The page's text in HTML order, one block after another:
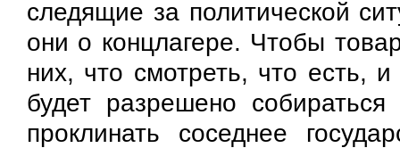
следящие за политической
они о концлагере. Чтобы
них, что смотреть, что есть,
будет разрешено
проклинать соседнее